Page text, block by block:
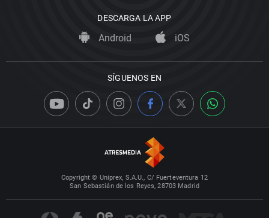
DESCARGA LA APP
Android iOS
SÍGUENOS EN
Copyright © Uniprex, S.A.U., C/ Fuerteventura 12
San Sebastián de los Reyes, 28703 Madrid